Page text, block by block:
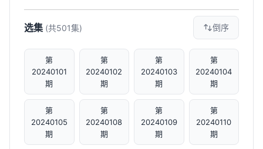
选集 (共501集) 倒序
第
20240101
期
第
20240102
期
第
20240103
期
第
20240104
期
第
20240105
期
第
20240108
期
第
20240109
期
第
20240110
期